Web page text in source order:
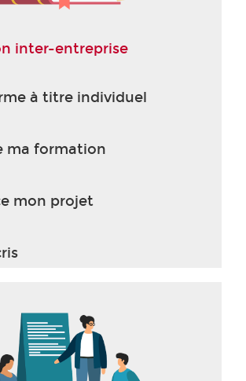
inter-entreprise
à titre individuel
ma formation
mon projet